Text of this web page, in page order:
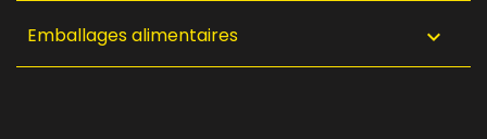
Emballages alimentaires 